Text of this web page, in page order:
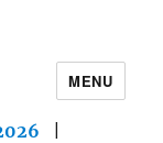
Oddział
MENU